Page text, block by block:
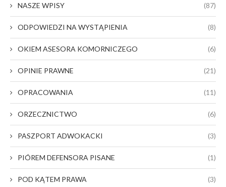
NASZE WPISY (87)
ODPOWIEDZI NA WYSTĄPIENIA (8)
OKIEM ASESORA KOMORNICZEGO (6)
OPINIE PRAWNE (21)
OPRACOWANIA (11)
ORZECZNICTWO (6)
PASZPORT ADWOKACKI (3)
PIÓREM DEFENSORA PISANE (1)
POD KĄTEM PRAWA (3)